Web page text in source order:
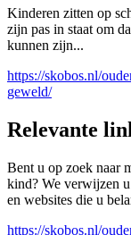
Kinderen zitten op
zijn pas in staat om
kunnen zijn...
https://skobos.nl/
geweld/
Relevante
Bent u op zoek naar
kind? We verwijzen u
en websites die u
https://skobos.nl/